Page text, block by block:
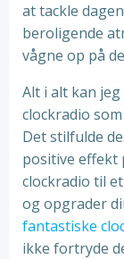
at tackle
beroligende
vågne op på
Alt i alt kan jeg
clockradio
Det stilfulde
positive effekt
clockradio til
og opgrader
fantastiske
ikke fortryde